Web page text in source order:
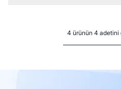
4 ürünün 4 adetini